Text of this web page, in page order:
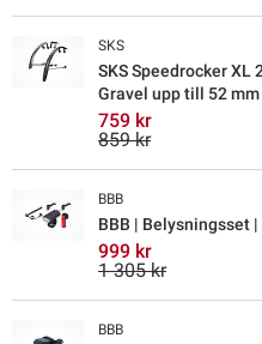
SKS
SKS Speedrocker XL
Gravel upp till 52
759 kr
859 kr
BBB
BBB | Belysningsset
999 kr
1 305 kr
BBB